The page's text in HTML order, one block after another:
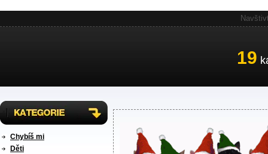
19
Chybíš mi
Děti